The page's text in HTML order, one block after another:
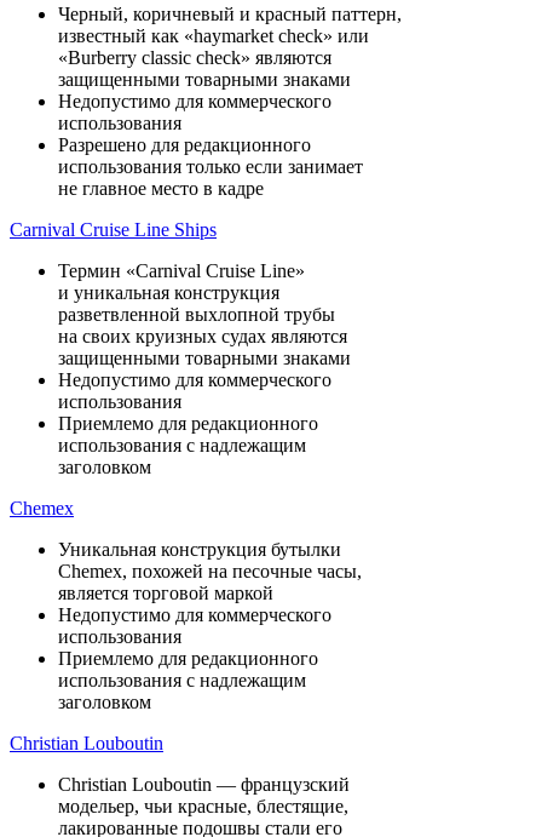
Черный, коричневый и красный паттерн,
известный как «haymarket check» или
«Burberry classic check» являются
защищенными товарными знаками
Недопустимо для коммерческого
использования
Разрешено для редакционного
использования только если занимает
не главное место в кадре
Carnival Cruise Line Ships
Термин «Carnival Cruise Line»
и уникальная конструкция
разветвленной выхлопной трубы
на своих круизных судах являются
защищенными товарными знаками
Недопустимо для коммерческого
использования
Приемлемо для редакционного
использования с надлежащим
заголовком
Chemex
Уникальная конструкция бутылки
Chemex, похожей на песочные часы,
является торговой маркой
Недопустимо для коммерческого
использования
Приемлемо для редакционного
использования с надлежащим
заголовком
Christian Louboutin
Christian Louboutin — французский
модельер, чьи красные, блестящие,
лакированные подошвы стали его